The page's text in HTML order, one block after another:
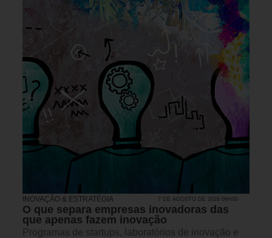
INOVAÇÃO & ESTRATÉGIA 7 DE AGOSTO DE 2026 09H00
O que separa empresas inovadoras das
que apenas fazem inovação
Programas de startups, laboratórios de inovação e